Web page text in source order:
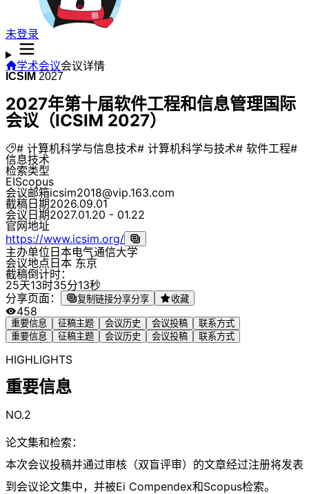
未登录
学术会议会议详情
ICSIM 2027
2027年第十届软件工程和信息管理国际
会议（ICSIM 2027）
# 计算机科学与信息技术# 计算机科学与技术# 软件工程#
信息技术
检索类型
EIScopus
会议邮箱icsim2018@vip.163.com
截稿日期2026.09.01
会议日期2027.01.20 - 01.22
官网地址
https://www.icsim.org/
主办单位日本电气通信大学
会议地点日本 东京
截稿倒计时：
25天13时35分13秒
分享页面：
复制链接分享分享 收藏
458
重要信息 征稿主题 会议历史 会议投稿
联系方式
重要信息
征稿主题 会议历史 会议投稿 联系方式
HIGHLIGHTS
重要信息
NO.2
论文集和检索：
本次会议投稿并通过审核（双盲评审）的文章经过注册将发表
到会议论文集中，并被Ei Compendex和Scopus检索。